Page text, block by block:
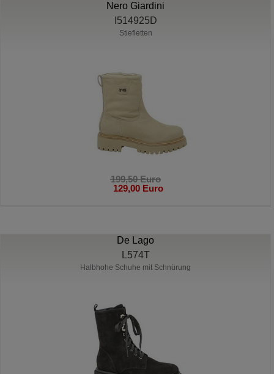
Nero Giardini
I514925D
Stiefletten
199,50 Euro
129,00 Euro
De Lago
L574T
Halbhohe Schuhe mit Schnürung